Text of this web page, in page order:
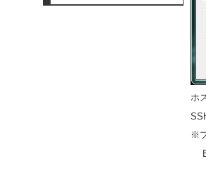
ホ
※